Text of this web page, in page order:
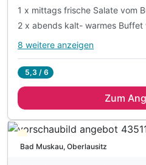
1 x mittags frische Salate vom
2 x abends kalt- warmes Buffet
Alle Inklusivleistungen
2 x reichhaltiges Frühstück vom
1 x mittags frische Salate vom
2 x abends kalt- warmes Buffet
1 x Abhyanga
8 weitere anzeigen
5,3 / 6
Zum
Teilweise ausgelastet
Bad Muskau, Oberlausitz